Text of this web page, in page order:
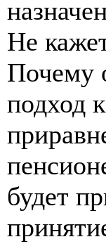
Не
Почему
подход
будет